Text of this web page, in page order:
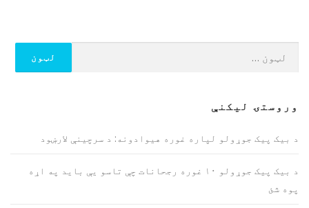
لپاره
وروستۍ ليکنې
د بیک پیک جوړولو لپاره غوره هیوادونه: د سرچینې لارښود
د بیک پیک جوړولو ۱۰ غوره رجحانات چې تاسو یې باید په اړه
پوه شئ